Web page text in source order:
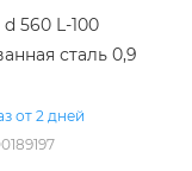
560 L-100
сталь 0,9
от 2 дней